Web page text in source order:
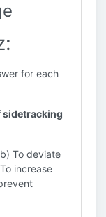
for each
sidetracking
To deviate
increase